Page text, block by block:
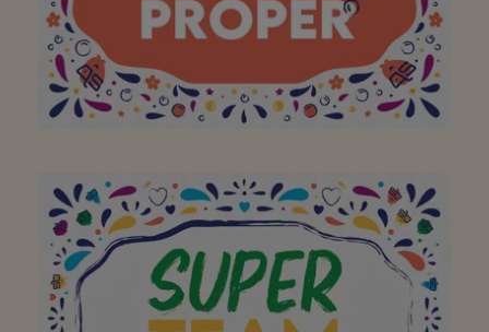
doen! Bedankt!
Fijn hier klant te mogen
zijn!